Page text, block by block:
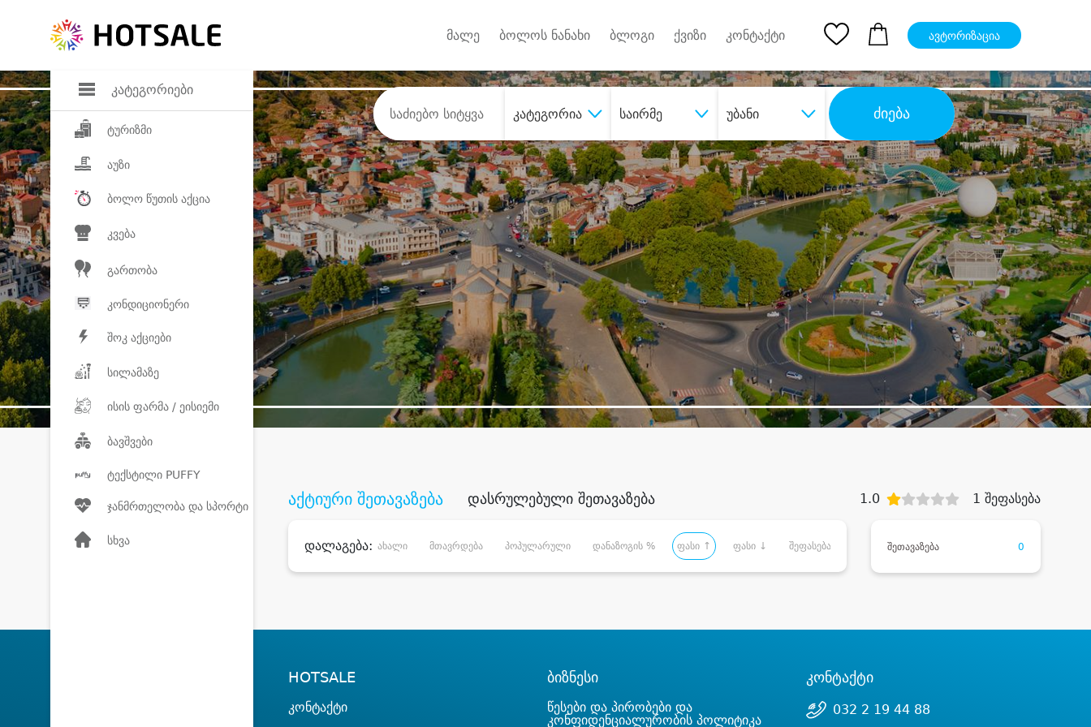
კატეგორიები
ტურიზმი
აუზი
ბოლო წუთის აქცია
კვება
გართობა
კონდიციონერი
შოკ აქციები
სილამაზე
ისის ფარმა / ეისიემი
ბავშვები
ტექსტილი PUFFY
ჯანმრთელობა და სპორტი
სხვა
მალე ბოლოს ნანახი ბლოგი ქვიზი კონტაქტი ავტორიზაცია
კატეგორია საირმე უბანი ძიება
შეიძინესასურველი მომსახურებადიდი დანაზოგით
აქტიური შეთავაზება დასრულებული შეთავაზება 1.0 1 შეფასება
დალაგება: ახალი მთავრდება პოპულარული დანაზოგის % ფასი ↑ ფასი ↓ შეფასება შეთავაზება 0
HOTSALE
კონტაქტი
ბიზნესი
წესები და პირობები და
კონფიდენციალურობის პოლიტიკა
კონტაქტი
032 2 19 44 88